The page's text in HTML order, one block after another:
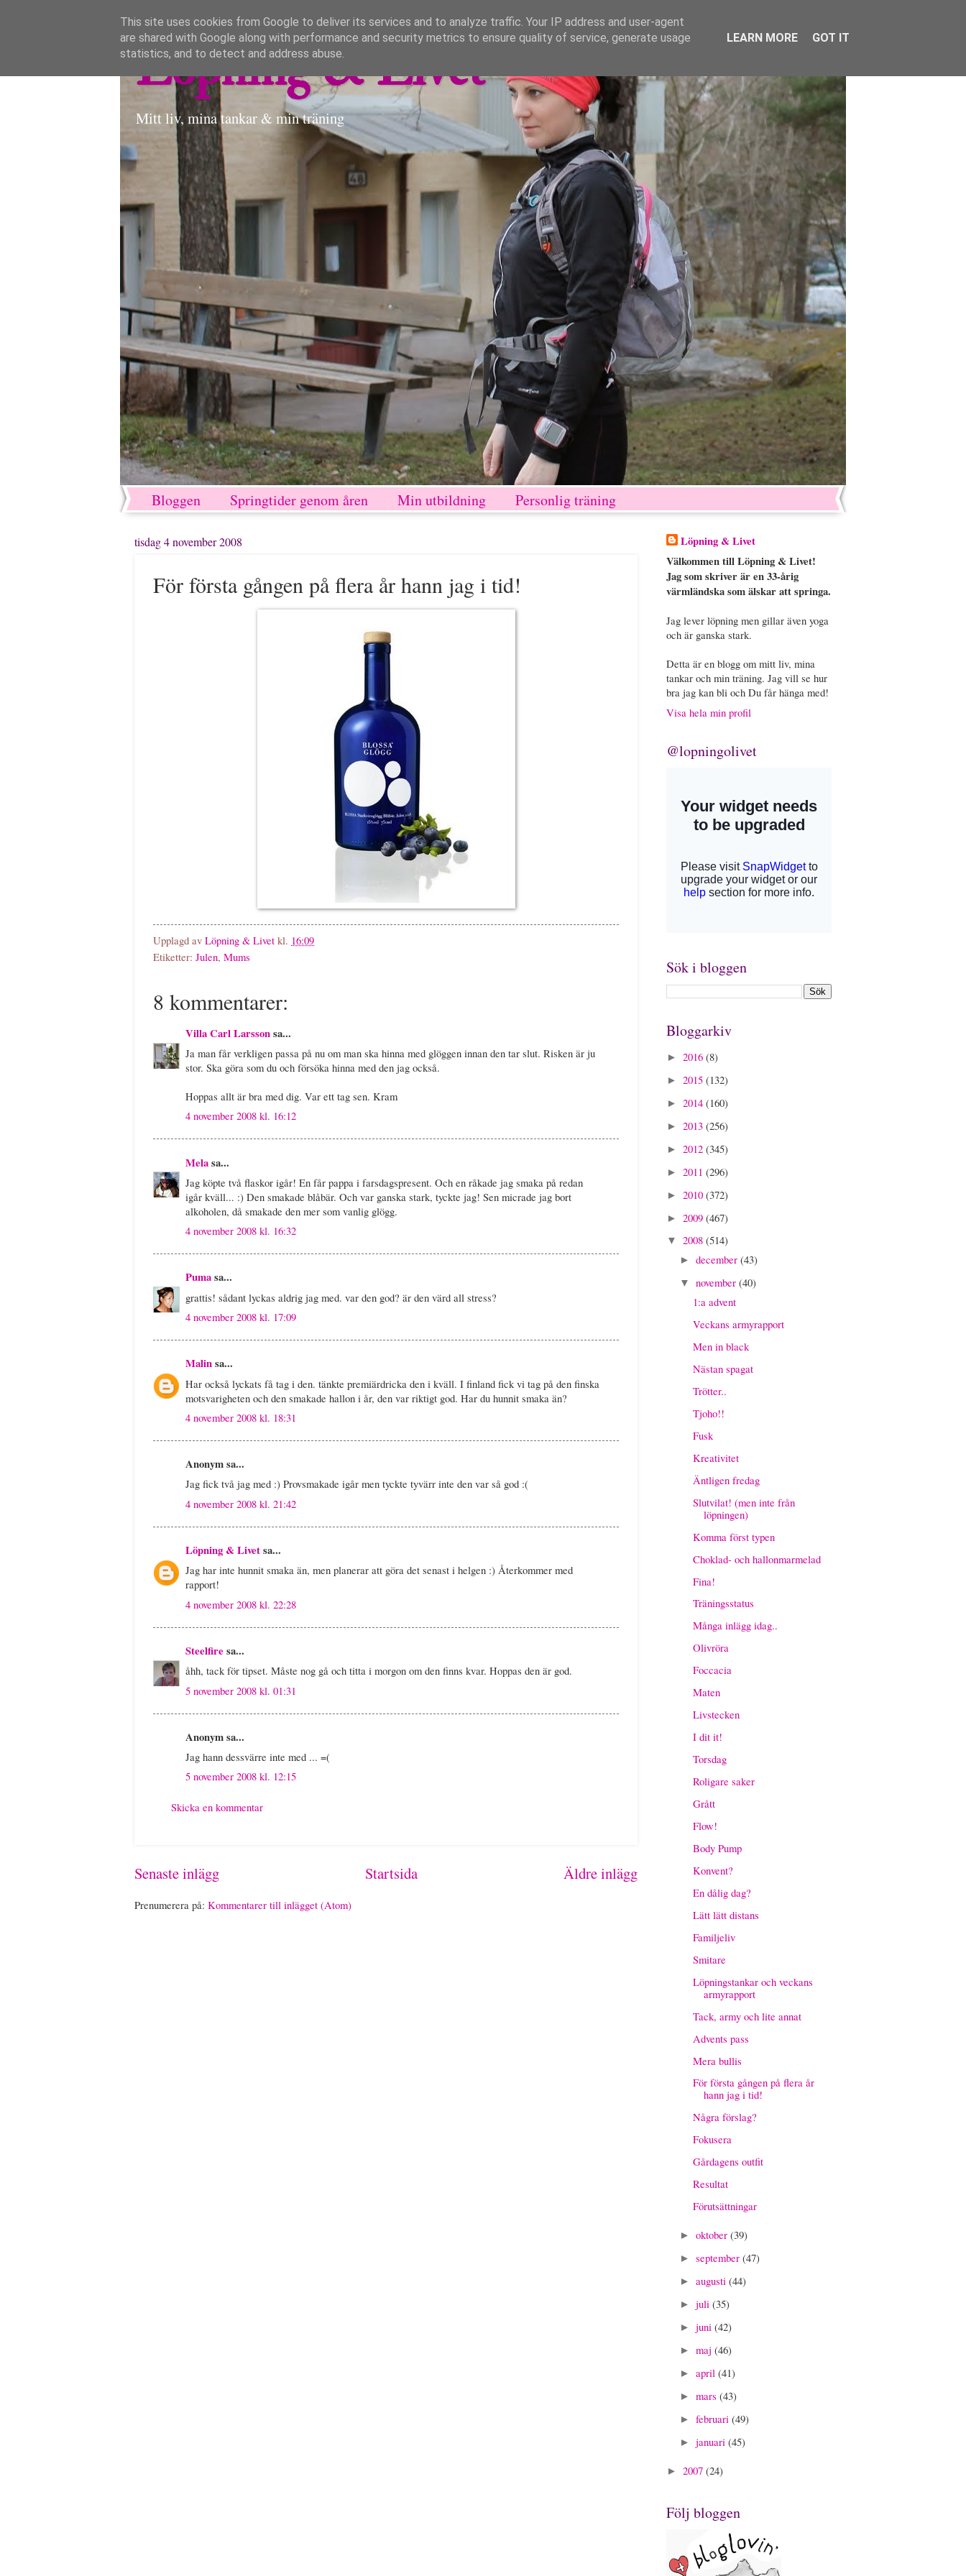
Löpning & Livet
Mitt liv, mina tankar & min träning
Bloggen Springtider genom åren Min utbildning Personlig träning
tisdag 4 november 2008
För första gången på flera år hann jag i tid!
Upplagd av Löpning & Livet kl. 16:09
Etiketter: Julen, Mums
8 kommentarer:
Villa Carl Larssonsa...
Ja man får verkligen passa på nu om man ska hinna med glöggen innan den tar slut. Risken är ju
stor. Ska göra som du och försöka hinna med den jag också.
Hoppas allt är bra med dig. Var ett tag sen. Kram
4 november 2008 kl. 16:12
Melasa...
Jag köpte två flaskor igår! En får pappa i farsdagspresent. Och en råkade jag smaka på redan
igår kväll... :) Den smakade blåbär. Och var ganska stark, tyckte jag! Sen micrade jag bort
alkoholen, då smakade den mer som vanlig glögg.
4 november 2008 kl. 16:32
Pumasa...
grattis! sådant lyckas aldrig jag med. var den god? är den värd all stress?
4 november 2008 kl. 17:09
Malinsa...
Har också lyckats få tag i den. tänkte premiärdricka den i kväll. I finland fick vi tag på den finska
motsvarigheten och den smakade hallon i år, den var riktigt god. Har du hunnit smaka än?
4 november 2008 kl. 18:31
Anonym sa...
Jag fick två jag med :) Provsmakade igår men tyckte tyvärr inte den var så god :(
4 november 2008 kl. 21:42
Löpning & Livetsa...
Jag har inte hunnit smaka än, men planerar att göra det senast i helgen :) Återkommer med
rapport!
4 november 2008 kl. 22:28
Steelfire sa...
åhh, tack för tipset. Måste nog gå och titta i morgon om den finns kvar. Hoppas den är god.
5 november 2008 kl. 01:31
Anonym sa...
Jag hann dessvärre inte med ... =(
5 november 2008 kl. 12:15
Skicka en kommentar
Senaste inlägg Äldre inlägg
Startsida
Prenumerera på: Kommentarer till inlägget (Atom)
Löpning & Livet
Välkommen till Löpning & Livet!
Jag som skriver är en 33-årig
värmländska som älskar att springa.
Jag lever löpning men gillar även yoga
och är ganska stark.
Detta är en blogg om mitt liv, mina
tankar och min träning. Jag vill se hur
bra jag kan bli och Du får hänga med!
Visa hela min profil
@lopningolivet
Sök i bloggen
Bloggarkiv
► 2016 (8)
► 2015 (132)
► 2014 (160)
► 2013 (256)
► 2012 (345)
► 2011 (296)
► 2010 (372)
► 2009 (467)
▼ 2008 (514)
► december (43)
▼ november (40)
1:a advent
Veckans armyrapport
Men in black
Nästan spagat
Trötter..
Tjoho!!
Fusk
Kreativitet
Äntligen fredag
Slutvilat! (men inte från
löpningen)
Komma först typen
Choklad- och hallonmarmelad
Fina!
Träningsstatus
Många inlägg idag..
Olivröra
Foccacia
Maten
Livstecken
I dit it!
Torsdag
Roligare saker
Grått
Flow!
Body Pump
Konvent?
En dålig dag?
Lätt lätt distans
Familjeliv
Smitare
Löpningstankar och veckans
armyrapport
Tack, army och lite annat
Advents pass
Mera bullis
För första gången på flera år
hann jag i tid!
Några förslag?
Fokusera
Gårdagens outfit
Resultat
Förutsättningar
► oktober (39)
► september (47)
► augusti (44)
► juli (35)
► juni (42)
► maj (46)
► april (41)
► mars (43)
► februari (49)
► januari (45)
► 2007 (24)
Följ bloggen
This site uses cookies from Google to deliver its services and to analyze traffic. Your IP address and user-agent
are shared with Google along with performance and security metrics to ensure quality of service, generate usage
statistics, and to detect and address abuse.
LEARN MORE GOT IT